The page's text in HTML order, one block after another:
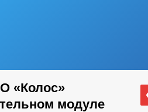
«Колос»
модуле